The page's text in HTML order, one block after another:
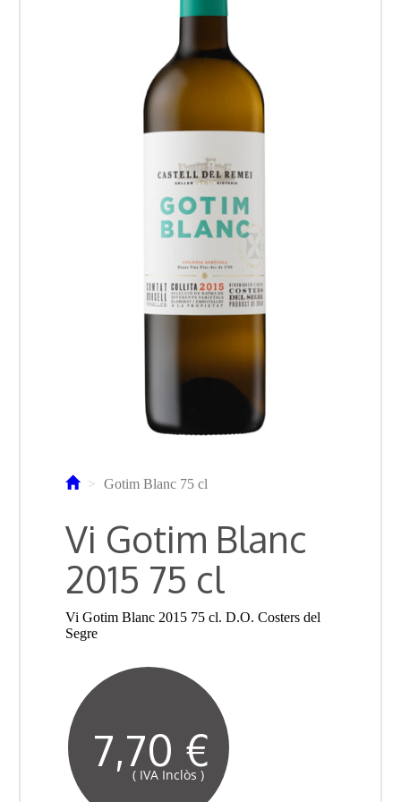
Gotim Blanc 75 cl
Vi Gotim Blanc
2015 75 cl
Vi Gotim Blanc 2015 75 cl. D.O. Costers del
Segre
7,70 €
( IVA Inclòs )